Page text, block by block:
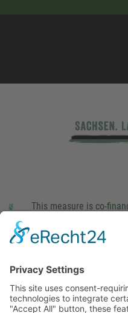
This measure is co-
Landtag (parliament).